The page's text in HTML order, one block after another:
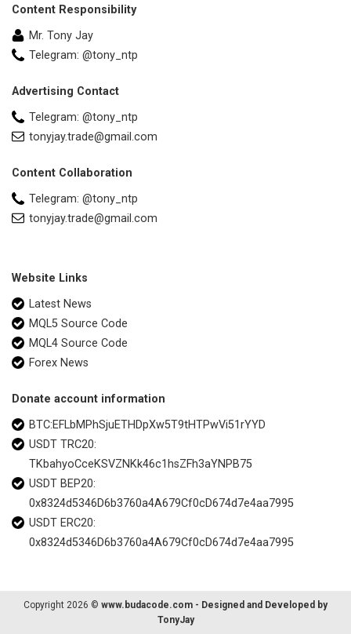
Content Responsibility
Mr. Tony Jay
Telegram: @tony_ntp
Advertising Contact
Telegram: @tony_ntp
tonyjay.trade@gmail.com
Content Collaboration
Telegram: @tony_ntp
tonyjay.trade@gmail.com
Website Links
Latest News
MQL5 Source Code
MQL4 Source Code
Forex News
Donate account information
BTC:EFLbMPhSjuETHDpXw5T9tHTPwVi51rYYD
USDT TRC20:
TKbahyoCceKSVZNKk46c1hsZFh3aYNPB75
USDT BEP20:
0x8324d5346D6b3760a4A679Cf0cD674d7e4aa7995
USDT ERC20:
0x8324d5346D6b3760a4A679Cf0cD674d7e4aa7995
Copyright 2026 © www.budacode.com - Designed and Developed by
TonyJay